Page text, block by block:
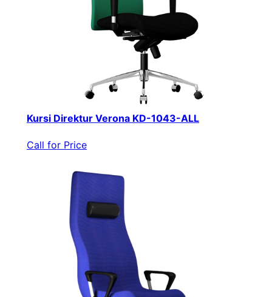
Kursi Direktur Verona KD-1043-ALL
Call for Price